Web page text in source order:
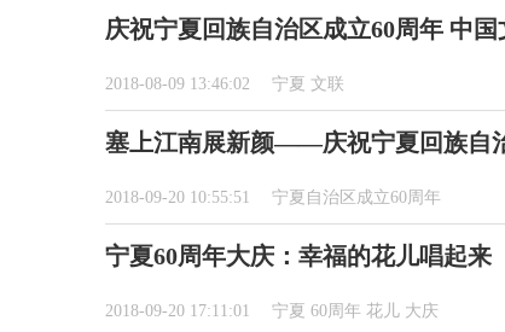
庆祝宁夏回族自治区成立60周年 中
2018-08-09 13:46:02 宁夏 文联
塞上江南展新颜——庆祝宁夏回族自
2018-09-20 10:55:51 宁夏自治区成立60周年
宁夏60周年大庆：幸福的花儿唱起来
2018-09-20 17:11:01 宁夏 60周年 花儿 大庆